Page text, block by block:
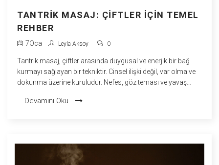
TANTRIK MASAJ: ÇIFTLER İÇIN TEMEL
REHBER
7Oca Leyla Aksoy 0
Tantrik masaj, çiftler arasında duygusal ve enerjik bir bağ
kurmayı sağlayan bir tekniktir. Cinsel ilişki değil, var olma ve
dokunma üzerine kuruludur. Nefes, göz teması ve yavaş
Devamını Oku